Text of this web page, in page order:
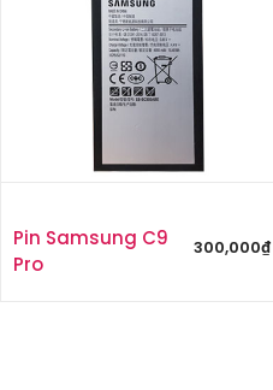
Pin Samsung C9
Pro
300,000₫